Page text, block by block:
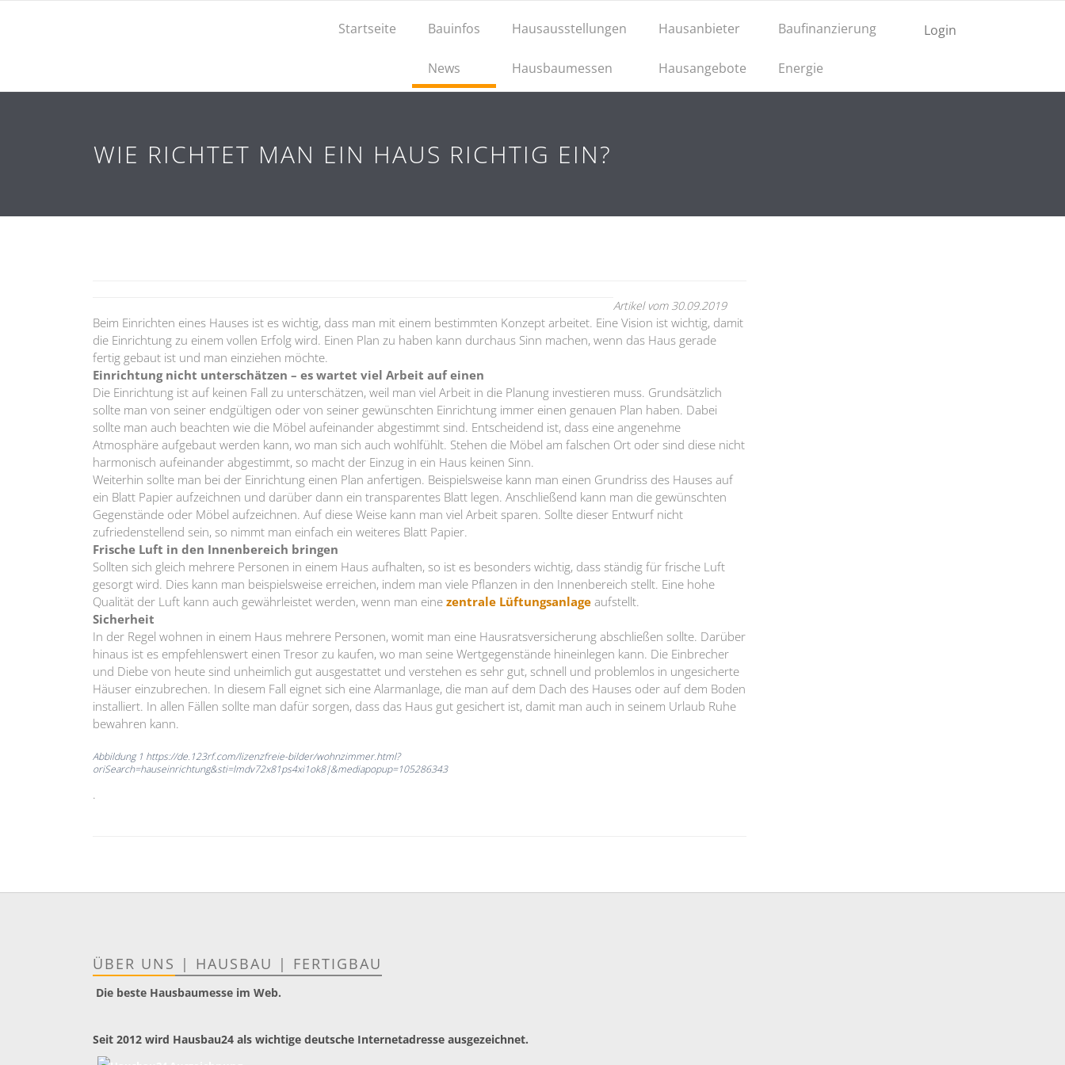
Login
Startseite Bauinfos
News
Hausausstellungen
Hausbaumessen
Hausanbieter
Hausangebote
Baufinanzierung
Energie
WIE RICHTET MAN EIN HAUS RICHTIG EIN?
Artikel vom 30.09.2019
Beim Einrichten eines Hauses ist es wichtig, dass man mit einem bestimmten Konzept arbeitet. Eine Vision ist wichtig, damit
die Einrichtung zu einem vollen Erfolg wird. Einen Plan zu haben kann durchaus Sinn machen, wenn das Haus gerade
fertig gebaut ist und man einziehen möchte.
Einrichtung nicht unterschätzen – es wartet viel Arbeit auf einen
Die Einrichtung ist auf keinen Fall zu unterschätzen, weil man viel Arbeit in die Planung investieren muss. Grundsätzlich
sollte man von seiner endgültigen oder von seiner gewünschten Einrichtung immer einen genauen Plan haben. Dabei
sollte man auch beachten wie die Möbel aufeinander abgestimmt sind. Entscheidend ist, dass eine angenehme
Atmosphäre aufgebaut werden kann, wo man sich auch wohlfühlt. Stehen die Möbel am falschen Ort oder sind diese nicht
harmonisch aufeinander abgestimmt, so macht der Einzug in ein Haus keinen Sinn.
Weiterhin sollte man bei der Einrichtung einen Plan anfertigen. Beispielsweise kann man einen Grundriss des Hauses auf
ein Blatt Papier aufzeichnen und darüber dann ein transparentes Blatt legen. Anschließend kann man die gewünschten
Gegenstände oder Möbel aufzeichnen. Auf diese Weise kann man viel Arbeit sparen. Sollte dieser Entwurf nicht
zufriedenstellend sein, so nimmt man einfach ein weiteres Blatt Papier.
Frische Luft in den Innenbereich bringen
Sollten sich gleich mehrere Personen in einem Haus aufhalten, so ist es besonders wichtig, dass ständig für frische Luft
gesorgt wird. Dies kann man beispielsweise erreichen, indem man viele Pflanzen in den Innenbereich stellt. Eine hohe
Qualität der Luft kann auch gewährleistet werden, wenn man eine zentrale Lüftungsanlage aufstellt.
Sicherheit
In der Regel wohnen in einem Haus mehrere Personen, womit man eine Hausratsversicherung abschließen sollte. Darüber
hinaus ist es empfehlenswert einen Tresor zu kaufen, wo man seine Wertgegenstände hineinlegen kann. Die Einbrecher
und Diebe von heute sind unheimlich gut ausgestattet und verstehen es sehr gut, schnell und problemlos in ungesicherte
Häuser einzubrechen. In diesem Fall eignet sich eine Alarmanlage, die man auf dem Dach des Hauses oder auf dem Boden
installiert. In allen Fällen sollte man dafür sorgen, dass das Haus gut gesichert ist, damit man auch in seinem Urlaub Ruhe
bewahren kann.
Abbildung 1 https://de.123rf.com/lizenzfreie-bilder/wohnzimmer.html?
oriSearch=hauseinrichtung&sti=lmdv72x81ps4xi1ok8|&mediapopup=105286343
.
ÜBER UNS | HAUSBAU | FERTIGBAU
Die beste Hausbaumesse im Web.
Seit 2012 wird Hausbau24 als wichtige deutsche Internetadresse ausgezeichnet.